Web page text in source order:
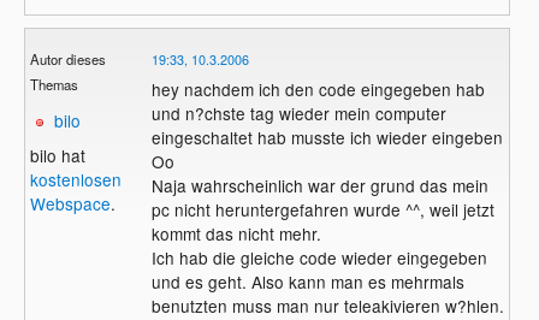
Autor dieses
Themas
bilo
bilo hat
kostenlosen
Webspace.
19:33, 10.3.2006
hey nachdem ich den code eingegeben hab
und n?chste tag wieder mein computer
eingeschaltet hab musste ich wieder eingeben
Oo
Naja wahrscheinlich war der grund das mein
pc nicht heruntergefahren wurde ^^, weil jetzt
kommt das nicht mehr.
Ich hab die gleiche code wieder eingegeben
und es geht. Also kann man es mehrmals
benutzten muss man nur teleakivieren w?hlen.